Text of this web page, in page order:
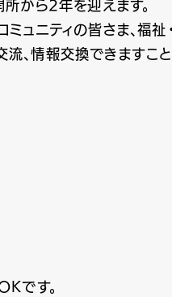
から2年を迎えます。
ュニティの皆さま、福
、情報交換できますこと
です。